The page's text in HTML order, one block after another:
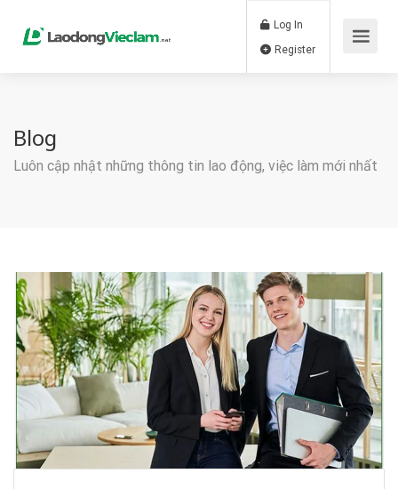
Log In
Blog
Luôn cập nhật những thông tin lao động, việc làm mới nhất